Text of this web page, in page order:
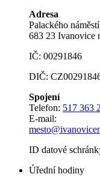
Adresa
Palackého
683 23 Ivanovice
IČ: 00291846
DIČ:
Spojení
Telefon: 517 363
E-mail:
ID datové
Úřední hodiny